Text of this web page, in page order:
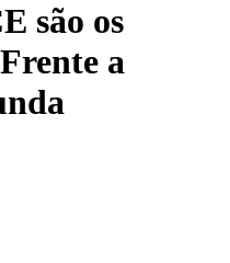
são os
a